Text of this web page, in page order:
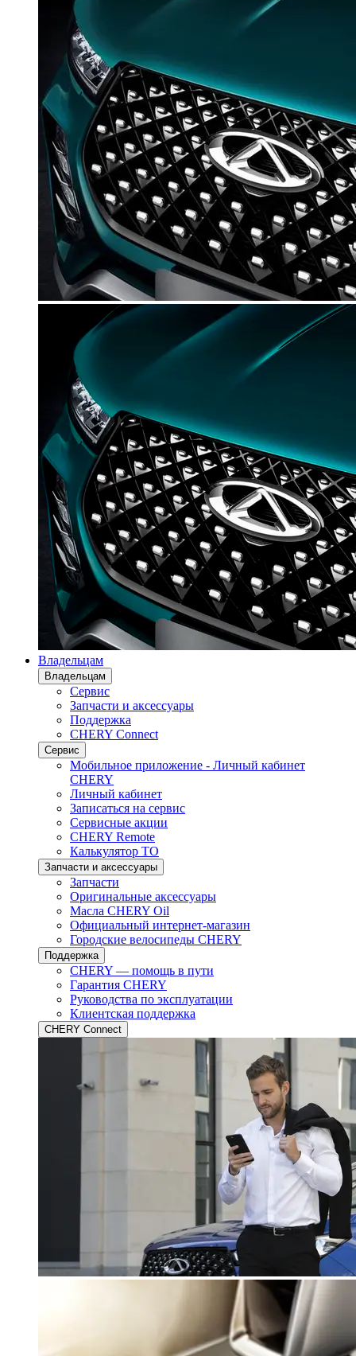
Владельцам
Владельцам
Сервис
Запчасти и аксессуары
Поддержка
CHERY Connect
Сервис
Мобильное приложение - Личный кабинет
CHERY
Личный кабинет
Записаться на сервис
Сервисные акции
CHERY Remote
Калькулятор ТО
Запчасти и аксессуары
Запчасти
Оригинальные аксессуары
Масла CHERY Oil
Официальный интернет-магазин
Городские велосипеды CHERY
Поддержка
CHERY — помощь в пути
Гарантия CHERY
Руководства по эксплуатации
Клиентская поддержка
CHERY Connect